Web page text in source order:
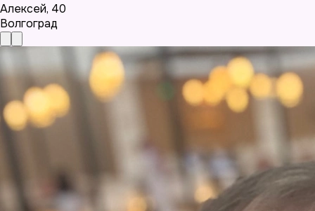
Алексей, 40
Волгоград